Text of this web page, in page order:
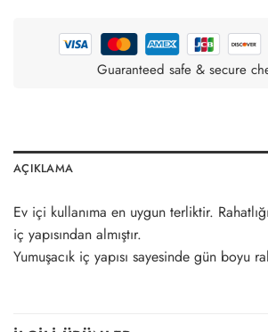
Guaranteed safe & secure
AÇIKLAMA
Ev içi kullanıma en uygun terliktir.
iç yapısından almıştır.
Yumuşacık iç yapısı sayesinde gün boyu